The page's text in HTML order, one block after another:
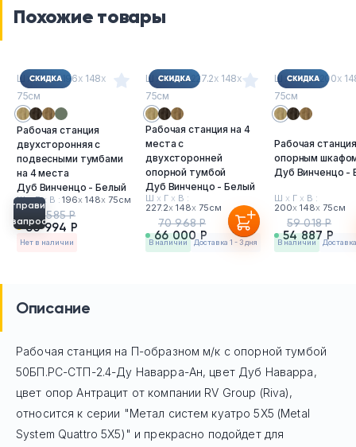
Похожие товары
Ш хГхВ : 196х 148х
75см
Рабочая станция
двухсторонняя с
подвесными тумбами
на 4 места
Дуб Винченцо - Белый
ШхГх В : 196х 148х 75см
60 994 Р
65 585 Р
Нет в наличии
Отправить
запрос
Ш хГхВ : 227.2х 148х
75см
Рабочая станция на 4
места с
двухсторонней
опорной тумбой
Дуб Винченцо - Белый
Ш х Г х В :
227.2х 148х 75см
66 000 Р
70 968 Р
в наличии Доставка 1 - 3 дня
Ш хГхВ : 200х
75см
Рабочая
опорным
Дуб Винченцо -
Ш х Г х В :
200х 148х 75см
54 887 Р
59 018 Р
в наличии
Описание
Рабочая станция на П-образном м/к с опорной тумбой
50БП.РС-СТП-2.4-Ду Наварра-Ан, цвет Дуб Наварра,
цвет опор Антрацит от компании RV Group (Riva),
относится к серии "Метал систем куатро 5Х5 (Metal
System Quattro 5Х5)" и прекрасно подойдет для